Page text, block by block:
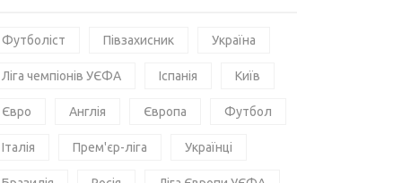
Футболіст Півзахисник Україна
Ліга чемпіонів УЄФА Іспанія Київ
Євро Англія Європа Футбол
Італія Прем'єр-ліга Українці